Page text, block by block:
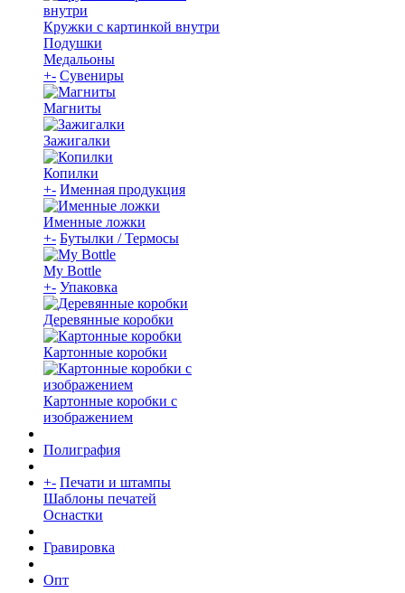
Кружки с картинкой внутри
Подушки
Медальоны
+- Сувениры
Магниты
Зажигалки
Копилки
+- Именная продукция
Именные ложки
+- Бутылки / Термосы
My Bottle
+- Упаковка
Деревянные коробки
Картонные коробки
Картонные коробки с
изображением
Полиграфия
+- Печати и штампы
Шаблоны печатей
Оснастки
Гравировка
Опт